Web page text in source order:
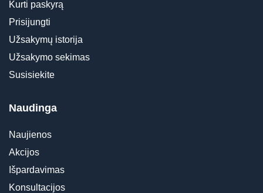
Kurti paskyrą
Prisijungti
Užsakymų istorija
Užsakymo sekimas
Susisiekite
Naudinga
Naujienos
Akcijos
Išpardavimas
Konsultacijos